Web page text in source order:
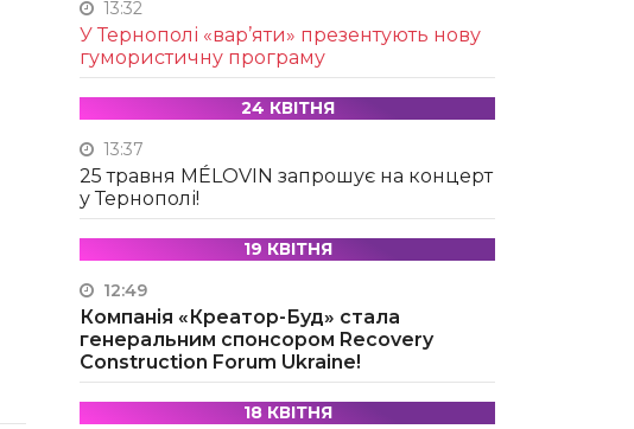
13:32
У Тернополі «вар’яти» презентують нову
гумористичну програму
24 КВІТНЯ
13:37
25 травня MÉLOVIN запрошує на концерт
у Тернополі!
19 КВІТНЯ
12:49
Компанія «Креатор-Буд» стала
генеральним спонсором Recovery
Construction Forum Ukraine!
18 КВІТНЯ